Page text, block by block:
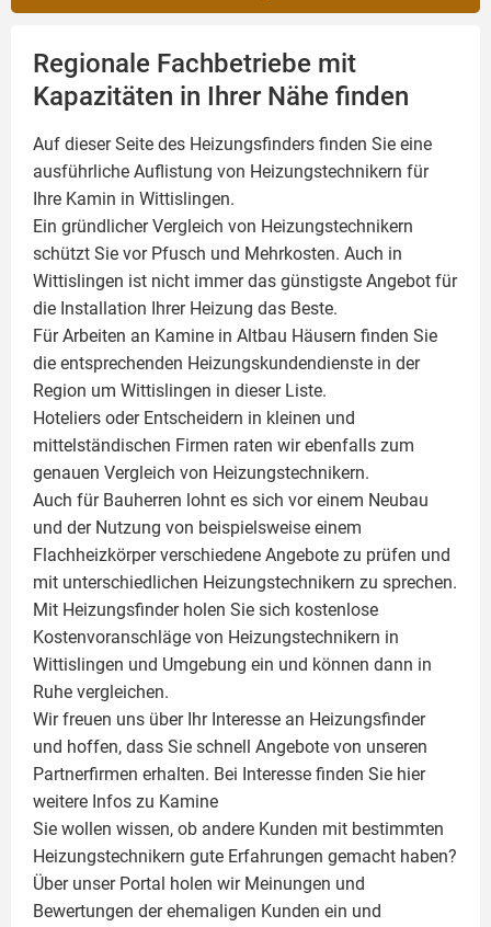
Regionale Fachbetriebe mit
Kapazitäten in Ihrer Nähe finden
Auf dieser Seite des Heizungsfinders finden Sie eine
ausführliche Auflistung von Heizungstechnikern für
Ihre Kamin in Wittislingen.
Ein gründlicher Vergleich von Heizungstechnikern
schützt Sie vor Pfusch und Mehrkosten. Auch in
Wittislingen ist nicht immer das günstigste Angebot für
die Installation Ihrer Heizung das Beste.
Für Arbeiten an Kamine in Altbau Häusern finden Sie
die entsprechenden Heizungskundendienste in der
Region um Wittislingen in dieser Liste.
Hoteliers oder Entscheidern in kleinen und
mittelständischen Firmen raten wir ebenfalls zum
genauen Vergleich von Heizungstechnikern.
Auch für Bauherren lohnt es sich vor einem Neubau
und der Nutzung von beispielsweise einem
Flachheizkörperverschiedene Angebote zu prüfen und
mit unterschiedlichen Heizungstechnikern zu sprechen.
Mit Heizungsfinder holen Sie sich kostenlose
Kostenvoranschläge von Heizungstechnikern in
Wittislingen und Umgebung ein und können dann in
Ruhe vergleichen.
Wir freuen uns über Ihr Interesse an Heizungsfinder
und hoffen, dass Sie schnell Angebote von unseren
Partnerfirmen erhalten. Bei Interesse finden Sie hier
weitere Infos zu Kamine
Sie wollen wissen, ob andere Kunden mit bestimmten
Heizungstechnikern gute Erfahrungen gemacht haben?
Über unser Portal holen wir Meinungen und
Bewertungen der ehemaligen Kunden ein und